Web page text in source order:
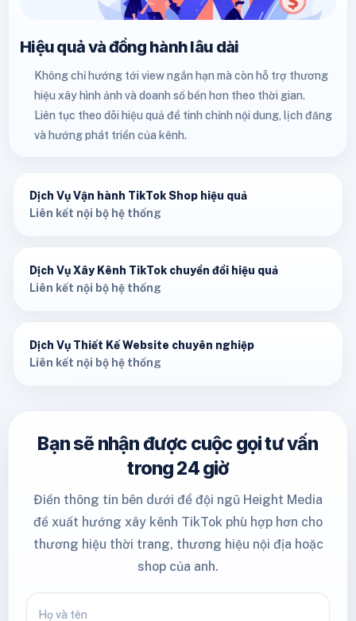
Hiệu quả và đồng hành lâu dài
Không chỉ hướng tới view ngắn hạn mà còn hỗ trợ thương
hiệu xây hình ảnh và doanh số bền hơn theo thời gian.
Liên tục theo dõi hiệu quả để tinh chỉnh nội dung, lịch đăng
và hướng phát triển của kênh.
Dịch Vụ Vận hành TikTok Shop hiệu quả
Liên kết nội bộ hệ thống
Dịch Vụ Xây Kênh TikTok chuyển đổi hiệu quả
Liên kết nội bộ hệ thống
Dịch Vụ Thiết Kế Website chuyên nghiệp
Liên kết nội bộ hệ thống
Bạn sẽ nhận được cuộc gọi tư vấn
trong 24 giờ
Điền thông tin bên dưới để đội ngũ Height Media
đề xuất hướng xây kênh TikTok phù hợp hơn cho
thương hiệu thời trang, thương hiệu nội địa hoặc
shop của anh.